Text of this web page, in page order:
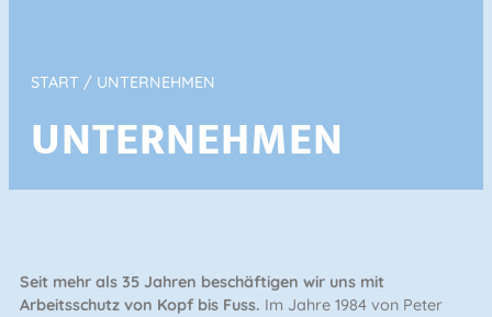
START / UNTERNEHMEN
UNTERNEHMEN
Seit mehr als 35 Jahren beschäftigen wir uns mit
Arbeitsschutz von Kopf bis Fuss. Im Jahre 1984 von Peter